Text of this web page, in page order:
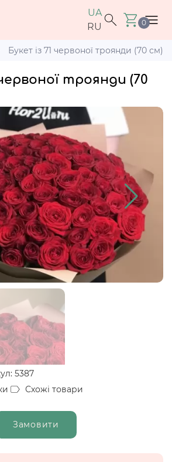
UA
RU
0
Букет із 71 червоної троянди (70 см)
троянди (70
5387
Схожі товари
Замовити